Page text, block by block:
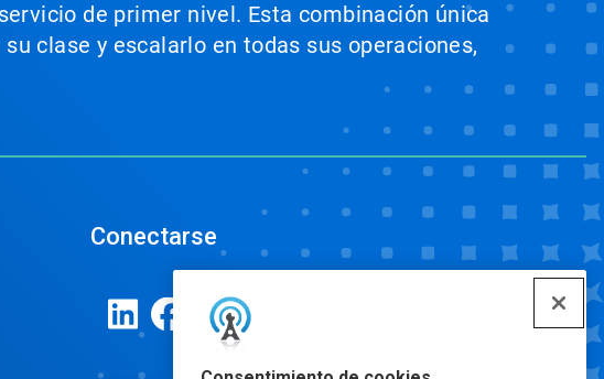
de primer nivel. Esta combinación única
clase y escalarlo en todas sus operaciones,
Conectarse